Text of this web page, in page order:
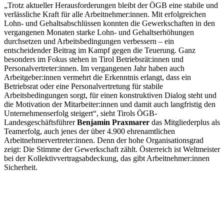
„Trotz aktueller Herausforderungen bleibt der ÖGB eine stabile und
verlässliche Kraft für alle Arbeitnehmer:innen. Mit erfolgreichen
Lohn- und Gehaltsabschlüssen konnten die Gewerkschaften in den
vergangenen Monaten starke Lohn- und Gehaltserhöhungen
durchsetzen und Arbeitsbedingungen verbessern – ein
entscheidender Beitrag im Kampf gegen die Teuerung. Ganz
besonders im Fokus stehen in Tirol Betriebsrät:innen und
Personalvertreter:innen. Im vergangenen Jahr haben auch
Arbeitgeber:innen vermehrt die Erkenntnis erlangt, dass ein
Betriebsrat oder eine Personalvertretung für stabile
Arbeitsbedingungen sorgt, für einen konstruktiven Dialog steht und
die Motivation der Mitarbeiter:innen und damit auch langfristig den
Unternehmenserfolg steigert“, sieht Tirols ÖGB-
LandesgeschäftsführerBenjamin Praxmarer das Mitgliederplus als
Teamerfolg, auch jenes der über 4.900 ehrenamtlichen
Arbeitnehmervertreter:innen. Denn der hohe Organisationsgrad
zeigt: Die Stimme der Gewerkschaft zählt. Österreich ist Weltmeister
bei der Kollektivvertragsabdeckung, das gibt Arbeitnehmer:innen
Sicherheit.